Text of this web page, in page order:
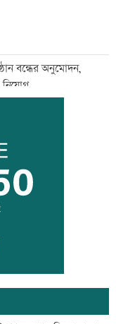
বন্ধের অনুমোদন,
যোগাযোগ স্বাভাবিক
কার্গো এলএনজি কিনবে
দুই মাদক কারবারি